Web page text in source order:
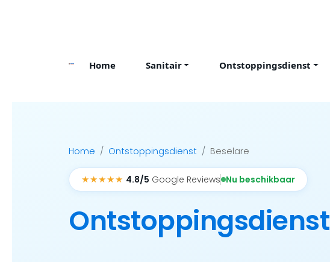
Home Sanitair Ontstoppingsdienst
Home Ontstoppingsdienst Beselare
★★★★★ 4.8/5 Google Reviews Nu beschikbaar
Ontstoppingsdienst